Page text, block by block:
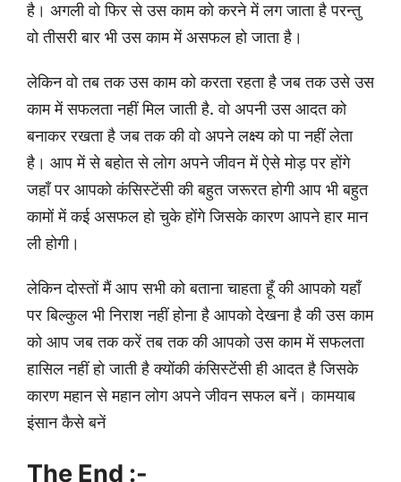
है। अगली वो फिर से उस काम को करने में लग जाता है परन्तु
वो तीसरी बार भी उस काम में असफल हो जाता है।
लेकिन वो तब तक उस काम को करता रहता है जब तक उसे उस
काम में सफलता नहीं मिल जाती है. वो अपनी उस आदत को
बनाकर रखता है जब तक की वो अपने लक्ष्य को पा नहीं लेता
है। आप में से बहोत से लोग अपने जीवन में ऐसे मोड़ पर होंगे
जहाँ पर आपको कंसिस्टेंसी की बहुत जरूरत होगी आप भी बहुत
कामों में कई असफल हो चुके होंगे जिसके कारण आपने हार मान
ली होगी।
लेकिन दोस्तों मैं आप सभी को बताना चाहता हूँ की आपको यहाँ
पर बिल्कुल भी निराश नहीं होना है आपको देखना है की उस काम
को आप जब तक करें तब तक की आपको उस काम में सफलता
हासिल नहीं हो जाती है क्योंकी कंसिस्टेंसी ही आदत है जिसके
कारण महान से महान लोग अपने जीवन सफल बनें। कामयाब
इंसान कैसे बनें
The End :-